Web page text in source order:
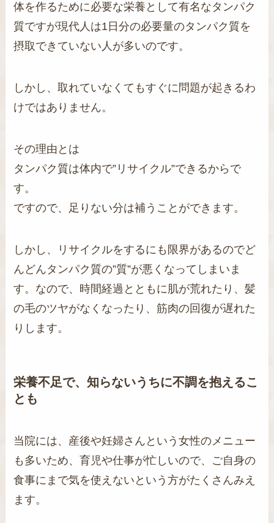
体を作るために必要な栄養として有名なタンパク
質ですが現代人は1日分の必要量のタンパク質を
摂取できていない人が多いのです。
しかし、取れていなくてもすぐに問題が起きるわ
けではありません。
その理由とは
タンパク質は体内で”リサイクル”できるからで
す。
ですので、足りない分は補うことができます。
しかし、リサイクルをするにも限界があるのでど
んどんタンパク質の”質”が悪くなってしまいま
す。なので、時間経過とともに肌が荒れたり、髪
の毛のツヤがなくなったり、筋肉の回復が遅れた
りします。
栄養不足で、知らないうちに不調を抱えるこ
とも
当院には、産後や妊婦さんという女性のメニュー
も多いため、育児や仕事が忙しいので、ご自身の
食事にまで気を使えないという方がたくさんみえ
ます。